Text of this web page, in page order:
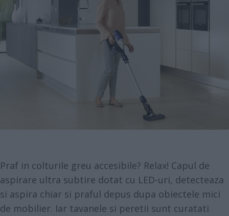
Praf in colturile greu accesibile? Relax! Capul de
aspirare ultra subtire dotat cu LED-uri, detecteaza
si aspira chiar si praful depus dupa obiectele mici
de mobilier. Iar tavanele si peretii sunt curatati